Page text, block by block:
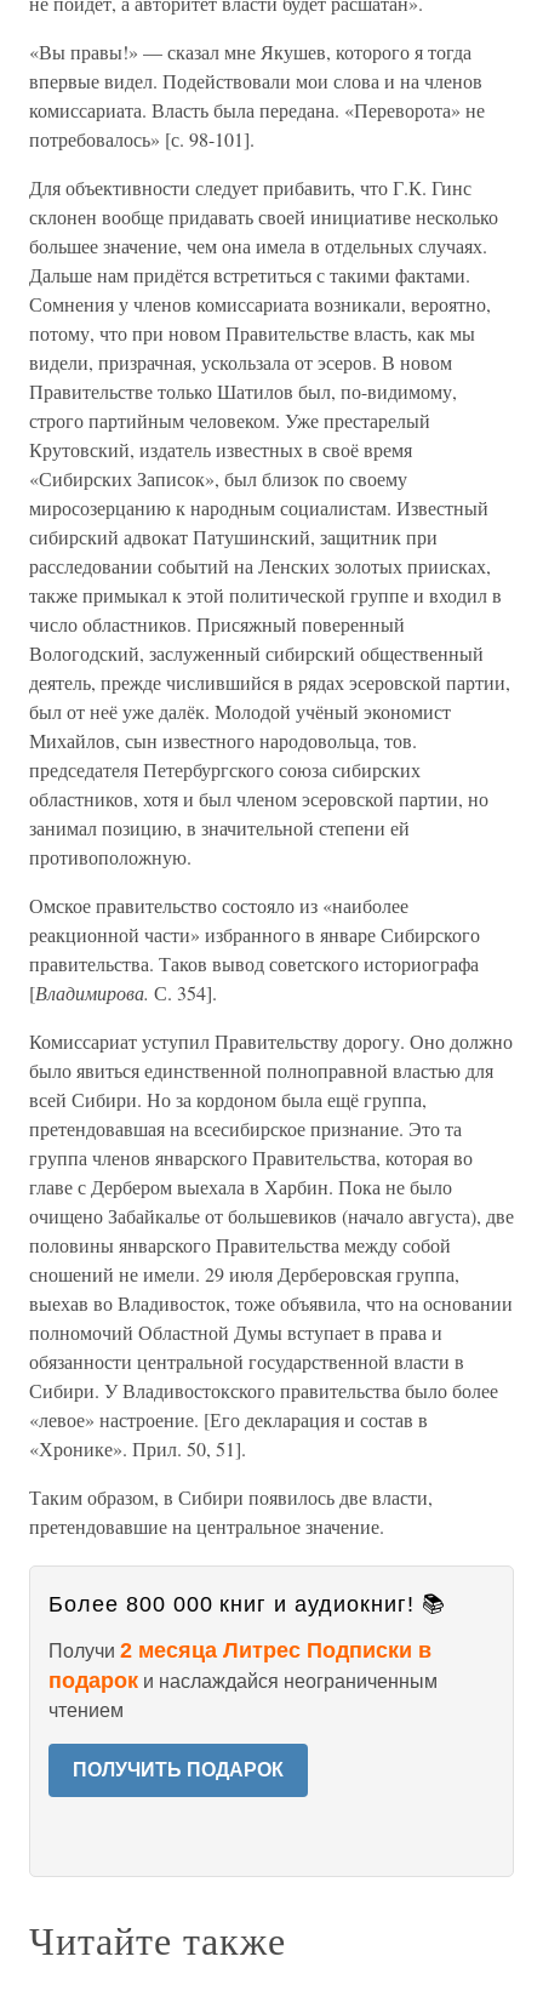
«Вы правы!» — сказал мне Якушев, которого я тогда
впервые видел. Подействовали мои слова и на членов
комиссариата. Власть была передана. «Переворота» не
потребовалось» [с. 98-101].
Для объективности следует прибавить, что Г.К. Гинс
склонен вообще придавать своей инициативе несколько
большее значение, чем она имела в отдельных случаях.
Дальше нам придётся встретиться с такими фактами.
Сомнения у членов комиссариата возникали, вероятно,
потому, что при новом Правительстве власть, как мы
видели, призрачная, ускользала от эсеров. В новом
Правительстве только Шатилов был, по-видимому,
строго партийным человеком. Уже престарелый
Крутовский, издатель известных в своё время
«Сибирских Записок», был близок по своему
миросозерцанию к народным социалистам. Известный
сибирский адвокат Патушинский, защитник при
расследовании событий на Ленских золотых приисках,
также примыкал к этой политической группе и входил в
число областников. Присяжный поверенный
Вологодский, заслуженный сибирский общественный
деятель, прежде числившийся в рядах эсеровской партии,
был от неё уже далёк. Молодой учёный экономист
Михайлов, сын известного народовольца, тов.
председателя Петербургского союза сибирских
областников, хотя и был членом эсеровской партии, но
занимал позицию, в значительной степени ей
противоположную.
Омское правительство состояло из «наиболее
реакционной части» избранного в январе Сибирского
правительства. Таков вывод советского историографа
[Владимирова. С. 354].
Комиссариат уступил Правительству дорогу. Оно должно
было явиться единственной полноправной властью для
всей Сибири. Но за кордоном была ещё группа,
претендовавшая на всесибирское признание. Это та
группа членов январского Правительства, которая во
главе с Дербером выехала в Харбин. Пока не было
очищено Забайкалье от большевиков (начало августа), две
половины январского Правительства между собой
сношений не имели. 29 июля Дерберовская группа,
выехав во Владивосток, тоже объявила, что на основании
полномочий Областной Думы вступает в права и
обязанности центральной государственной власти в
Сибири. У Владивостокского правительства было более
«левое» настроение. [Его декларация и состав в
«Хронике». Прил. 50, 51].
Таким образом, в Сибири появилось две власти,
претендовавшие на центральное значение.
Более 800 000 книг и аудиокниг! 📚
Получи 2 месяца Литрес Подписки в
подарок и наслаждайся неограниченным
чтением
ПОЛУЧИТЬ ПОДАРОК
Читайте также